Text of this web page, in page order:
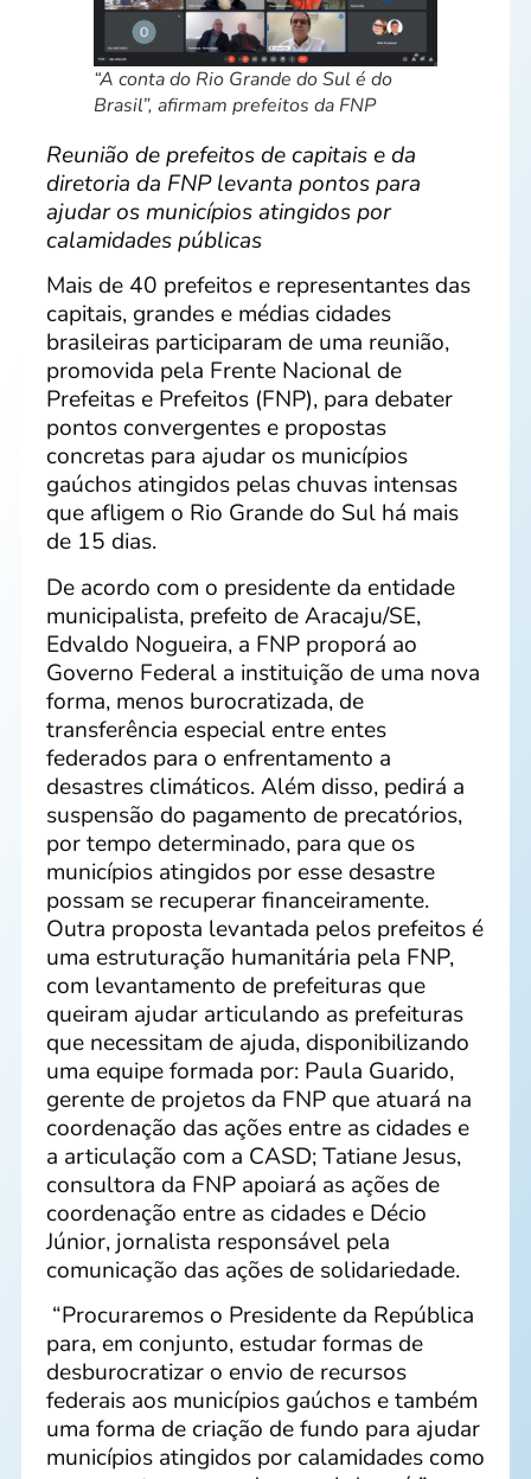
“A conta do Rio Grande do Sul é do
Brasil”, afirmam prefeitos da FNP
Reunião de prefeitos de capitais e da
diretoria da FNP levanta pontos para
ajudar os municípios atingidos por
calamidades públicas
Mais de 40 prefeitos e representantes das
capitais, grandes e médias cidades
brasileiras participaram de uma reunião,
promovida pela Frente Nacional de
Prefeitas e Prefeitos (FNP), para debater
pontos convergentes e propostas
concretas para ajudar os municípios
gaúchos atingidos pelas chuvas intensas
que afligem o Rio Grande do Sul há mais
de 15 dias.
De acordo com o presidente da entidade
municipalista, prefeito de Aracaju/SE,
Edvaldo Nogueira, a FNP proporá ao
Governo Federal a instituição de uma nova
forma, menos burocratizada, de
transferência especial entre entes
federados para o enfrentamento a
desastres climáticos. Além disso, pedirá a
suspensão do pagamento de precatórios,
por tempo determinado, para que os
municípios atingidos por esse desastre
possam se recuperar financeiramente.
Outra proposta levantada pelos prefeitos é
uma estruturação humanitária pela FNP,
com levantamento de prefeituras que
queiram ajudar articulando as prefeituras
que necessitam de ajuda, disponibilizando
uma equipe formada por: Paula Guarido,
gerente de projetos da FNP que atuará na
coordenação das ações entre as cidades e
a articulação com a CASD; Tatiane Jesus,
consultora da FNP apoiará as ações de
coordenação entre as cidades e Décio
Júnior, jornalista responsável pela
comunicação das ações de solidariedade.
“Procuraremos o Presidente da República
para, em conjunto, estudar formas de
desburocratizar o envio de recursos
federais aos municípios gaúchos e também
uma forma de criação de fundo para ajudar
municípios atingidos por calamidades como